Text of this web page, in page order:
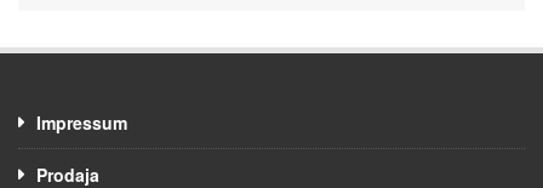
Impressum
Prodaja